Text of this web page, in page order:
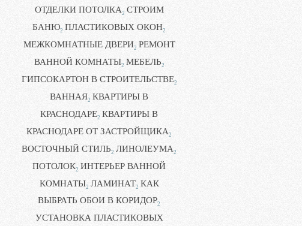
ОТДЕЛКИ ПОТОЛКА2 СТРОИМ
БАНЮ2 ПЛАСТИКОВЫХ ОКОН2
МЕЖКОМНАТНЫЕ ДВЕРИ2 РЕМОНТ
ВАННОЙ КОМНАТЫ2 МЕБЕЛЬ2
ГИПСОКАРТОН В СТРОИТЕЛЬСТВЕ2
ВАННАЯ2 КВАРТИРЫ В
КРАСНОДАРЕ2 КВАРТИРЫ В
КРАСНОДАРЕ ОТ ЗАСТРОЙЩИКА2
ВОСТОЧНЫЙ СТИЛЬ2 ЛИНОЛЕУМА2
ПОТОЛОК2 ИНТЕРЬЕР ВАННОЙ
КОМНАТЫ2 ЛАМИНАТ2 КАК
ВЫБРАТЬ ОБОИ В КОРИДОР2
УСТАНОВКА ПЛАСТИКОВЫХ